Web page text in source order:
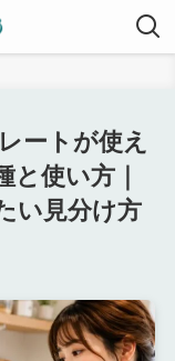
ートが使え
使い方｜
い見分け方